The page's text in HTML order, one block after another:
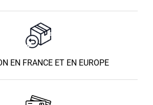
EN FRANCE ET EN EUROPE